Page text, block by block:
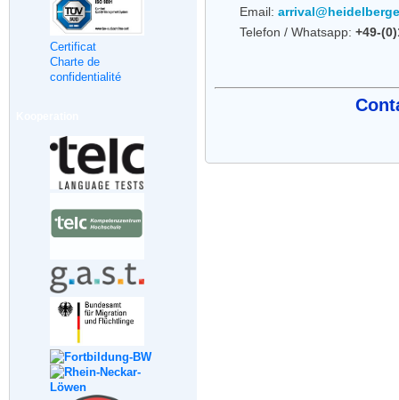
Certificat
Charte de
confidentialité
Email:
Telefon / Whatsapp: +49-